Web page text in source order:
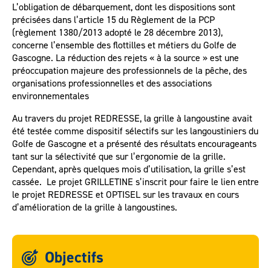
L’obligation de débarquement, dont les dispositions sont
précisées dans l’article 15 du Règlement de la PCP
(règlement 1380/2013 adopté le 28 décembre 2013),
concerne l’ensemble des flottilles et métiers du Golfe de
Gascogne. La réduction des rejets « à la source » est une
préoccupation majeure des professionnels de la pêche, des
organisations professionnelles et des associations
environnementales
Au travers du projet REDRESSE, la grille à langoustine avait
été testée comme dispositif sélectifs sur les langoustiniers du
Golfe de Gascogne et a présenté des résultats encourageants
tant sur la sélectivité que sur l’ergonomie de la grille.
Cependant, après quelques mois d’utilisation, la grille s’est
cassée. Le projet GRILLETINE s’inscrit pour faire le lien entre
le projet REDRESSE et OPTISEL sur les travaux en cours
d’amélioration de la grille à langoustines.
Objectifs